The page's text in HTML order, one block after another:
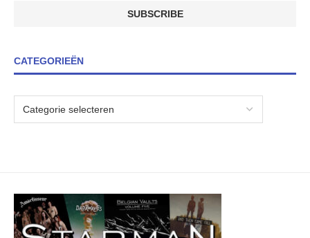
CATEGORIEËN